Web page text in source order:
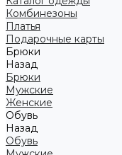
Комбинезоны
Платья
Подарочные карты
Брюки
Назад
Брюки
Мужские
Женские
Обувь
Назад
Обувь